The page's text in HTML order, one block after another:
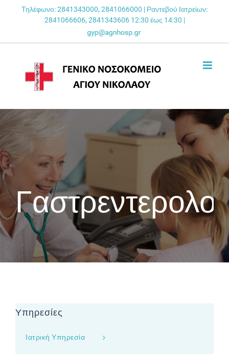
Τηλέφωνο: 2841343000, 2841066000 | Ραντεβού Ιατρείων:
2841066606, 2841343606 12:30 έως 14:30 |
Υπηρεσίες
Ιατρική Υπηρεσία